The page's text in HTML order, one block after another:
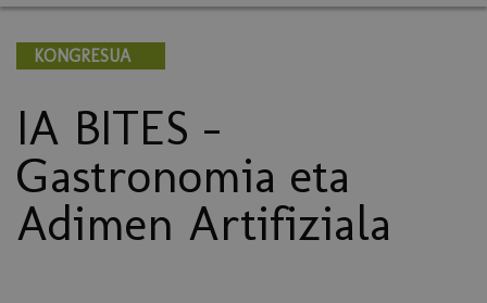
KONGRESUA
IA BITES -
Gastronomia eta
Adimen Artifiziala